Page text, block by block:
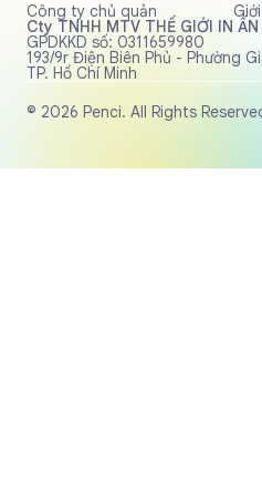
Công ty chủ quản
Cty TNHH MTV THẾ GIỚI IN ẤN
GPDKKD số: 0311659980
193/9r Điện Biên Phủ - Phường
TP. Hồ Chí Minh
© 2026 Penci. All Rights